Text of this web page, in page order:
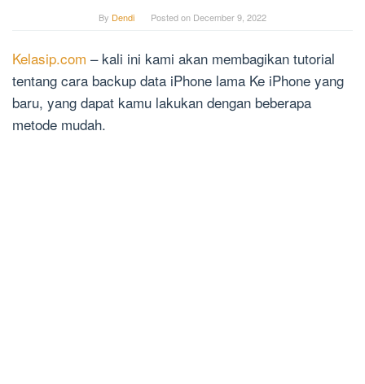
By Dendi Posted on December 9, 2022
Kelasip.com – kali ini kami akan membagikan tutorial
tentang cara backup data iPhone lama Ke iPhone yang
baru, yang dapat kamu lakukan dengan beberapa
metode mudah.